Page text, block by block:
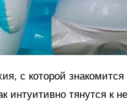
с которой
интуитивно тянутся к